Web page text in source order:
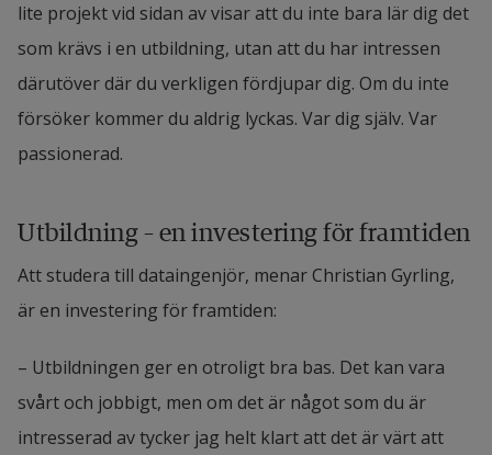
lite projekt vid sidan av visar att du inte bara lär dig det
som krävs i en utbildning, utan att du har intressen
därutöver där du verkligen fördjupar dig. Om du inte
försöker kommer du aldrig lyckas. Var dig själv. Var
passionerad.
Utbildning – en investering för framtiden
Att studera till dataingenjör, menar Christian Gyrling,
är en investering för framtiden:
– Utbildningen ger en otroligt bra bas. Det kan vara
svårt och jobbigt, men om det är något som du är
intresserad av tycker jag helt klart att det är värt att